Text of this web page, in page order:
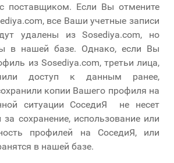
поставщиком. Если Вы отмените
все Ваши учетные записи
удалены из Sosediya.com, но
в нашей базе. Однако, если Вы
из Sosediya.com, третьи лица,
доступ к данным ранее,
копии Вашего профиля на
ситуации СоседиЯ не несет
за сохранение, использование или
профилей на СоседиЯ, или
в нашей базе.